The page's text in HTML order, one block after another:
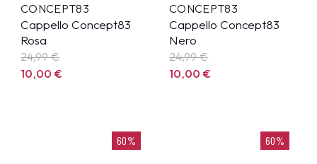
CONCEPT83
Cappello Concept83
Rosa
24,99€
10,00€
CONCEPT83
Cappello Concept83
Nero
24,99€
10,00€
60% 60%